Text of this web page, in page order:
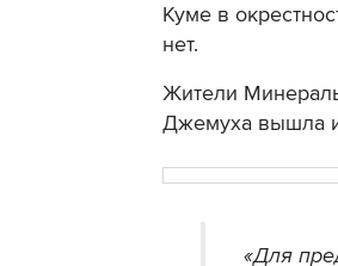
Куме в
нет.
Жители
Джемуха вышла
«Для